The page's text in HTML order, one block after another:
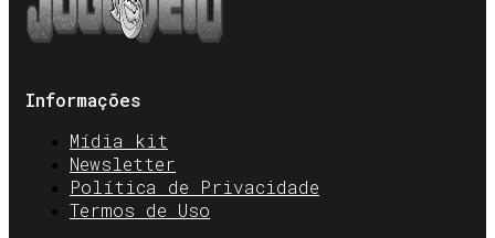
Informações
Mídia kit
Newsletter
Política de Privacidade
Termos de Uso